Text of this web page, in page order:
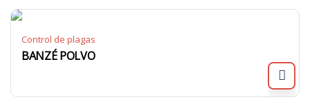
Control de plagas
BANZÉ POLVO